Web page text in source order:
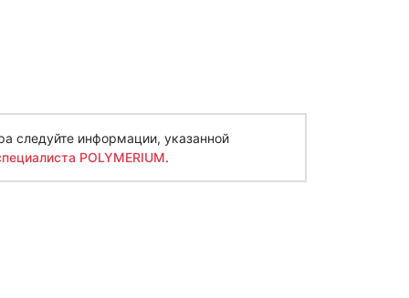
следуйте информации, указанной
POLYMERIUM.